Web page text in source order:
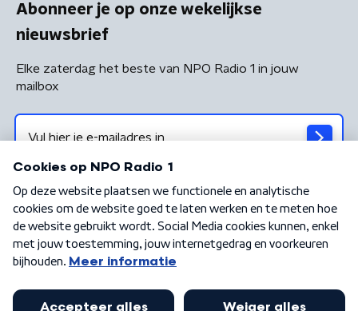
Abonneer je op onze wekelijkse
nieuwsbrief
Elke zaterdag het beste van NPO Radio 1 in jouw
mailbox
Algemene voorwaarden